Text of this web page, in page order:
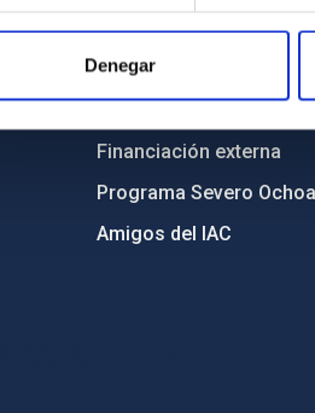
Denegar
Forever IAC
Medio Ambiente y
Financiación externa
Programa Severo Ochoa
Amigos del IAC